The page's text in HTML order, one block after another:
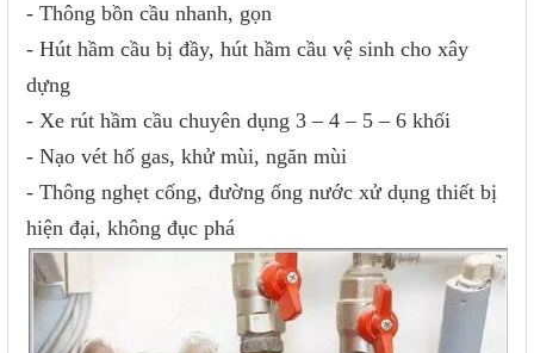
- Thông bồn cầu nhanh, gọn
- Hút hầm cầu bị đầy, hút hầm cầu vệ sinh cho xây
dựng
- Xe rút hầm cầu chuyên dụng 3 – 4 – 5 – 6 khối
- Nạo vét hố gas, khử mùi, ngăn mùi
- Thông nghẹt cống, đường ống nước xử dụng thiết bị
hiện đại, không đục phá